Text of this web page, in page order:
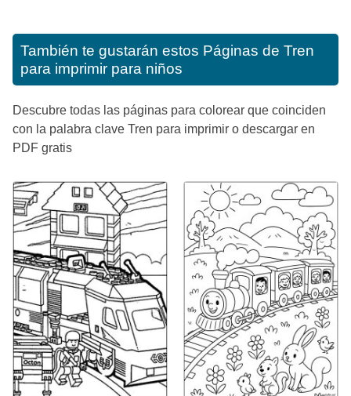
También te gustarán estos Páginas de Tren
para imprimir para niños
Descubre todas las páginas para colorear que coinciden
con la palabra clave Tren para imprimir o descargar en
PDF gratis